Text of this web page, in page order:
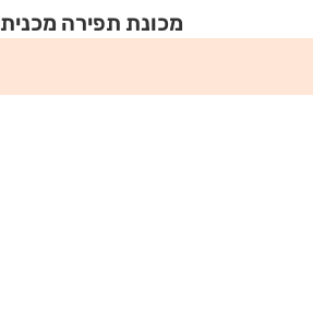
מכונת תפירה מכנית(10)